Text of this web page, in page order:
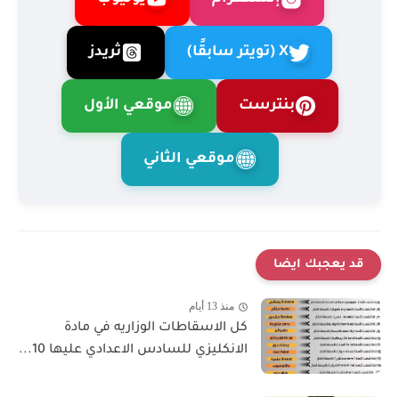
X (تويتر سابقًا) ثريدز
بنترست موقعي الأول
موقعي الثاني
قد يعجبك ايضا
منذ 13 أيام
كل الاسقاطات الوزاريه في مادة
الانكليزي للسادس الاعدادي عليها 10...